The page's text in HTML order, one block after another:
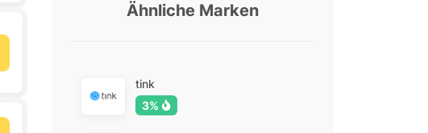
Ähnliche Marken
tink
3%